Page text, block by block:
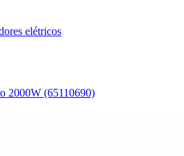
elétricos
2000W (65110690)